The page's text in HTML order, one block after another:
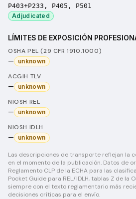
P403+P233, P405, P501
Adjudicated
LÍMITES DE EXPOSICIÓN
OSHA PEL (29 CFR 1910.1000)
— unknown
ACGIH TLV
— unknown
NIOSH REL
— unknown
NIOSH IDLH
— unknown
Las descripciones de transporte reflejan la
en el momento de la publicación. Datos de
Reglamento CLP de la ECHA para las
Pocket Guide para REL/IDLH, tablas Z de la
siempre con el texto reglamentario más
decisiones críticas para el envío.